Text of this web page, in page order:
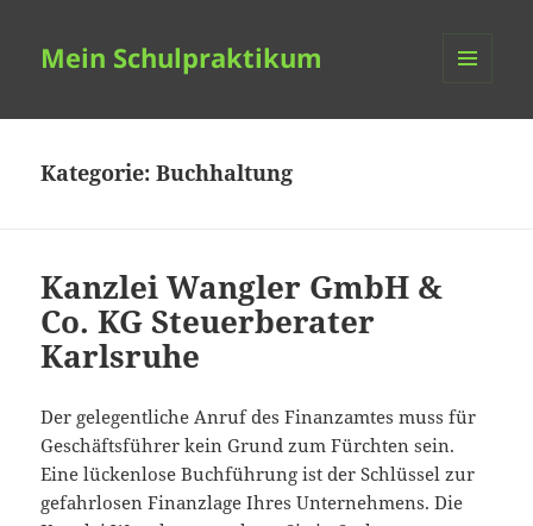
Mein Schulpraktikum
Kategorie:Buchhaltung
Kanzlei Wangler GmbH &
Co. KG Steuerberater
Karlsruhe
Der gelegentliche Anruf des Finanzamtes muss für
Geschäftsführer kein Grund zum Fürchten sein.
Eine lückenlose Buchführung ist der Schlüssel zur
gefahrlosen Finanzlage Ihres Unternehmens. Die